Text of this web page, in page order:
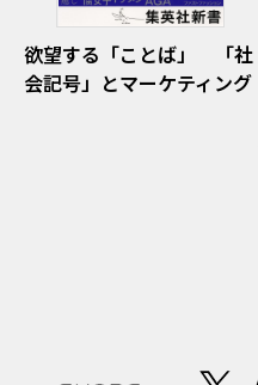
欲望する「ことば」 「社
会記号」とマーケティング